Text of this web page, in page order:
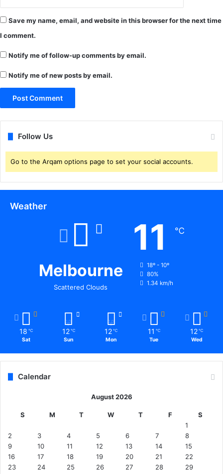
क
मे
का
द
स्य
खें
आ
खें
वी
यो
Save my name, email, and website in this browser for the next time
I comment.
Notify me of follow-up comments by email.
Notify me of new posts by email.
Follow Us
Go to the Arqam options page to set your social accounts.
Weather
Melbourne
Scattered Clouds
11 ℃
18º - 10º
80%
1.34 km/h
18 ℃
Sat
12 ℃
Sun
12 ℃
Mon
11 ℃
Tue
12 ℃
Wed
Calendar
August 2026
S M T W T F
S
1
2
3 4 5 6 7
8
9
10 11 12 13 14
15
16
17 18 19 20 21
22
23
24 25 26 27 28
29